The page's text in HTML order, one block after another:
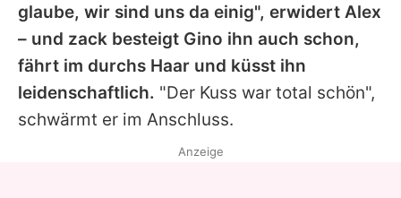
glaube, wir sind uns da einig", erwidert Alex
– und zack besteigt Gino ihn auch schon,
fährt im durchs Haar und küsst ihn
leidenschaftlich. "Der Kuss war total schön",
schwärmt er im Anschluss.
Anzeige